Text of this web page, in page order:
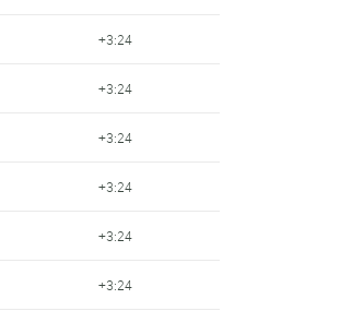
+3:24
+3:24
+3:24
+3:24
+3:24
+3:24